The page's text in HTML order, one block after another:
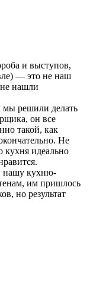
и выступов,
— это не наш
нашли
мы решили делать
он все
такой, как
Не
кухня идеально
нашу кухню-
им пришлось
но результат